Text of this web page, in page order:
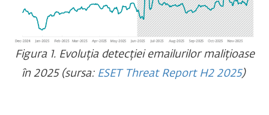
Figura 1. Evoluția detecției emailurilor malițioase
în 2025 (sursa: ESET Threat Report H2 2025)